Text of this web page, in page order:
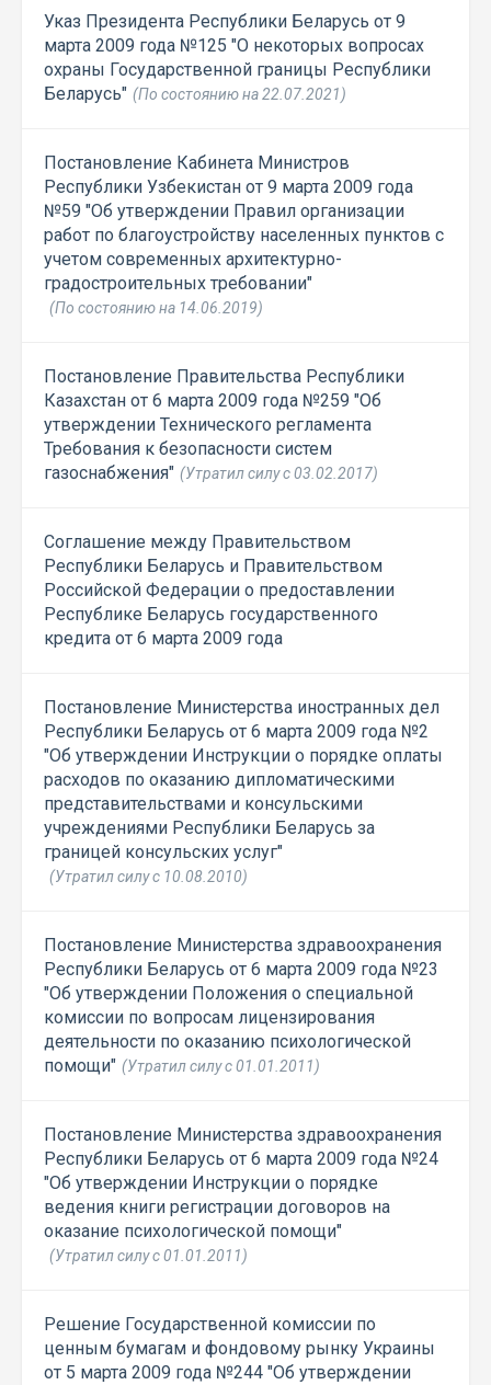
Указ Президента Республики Беларусь от 9
марта 2009 года №125 "О некоторых вопросах
охраны Государственной границы Республики
Беларусь" (По состоянию на 22.07.2021)
Постановление Кабинета Министров
Республики Узбекистан от 9 марта 2009 года
№59 "Об утверждении Правил организации
работ по благоустройству населенных пунктов с
учетом современных архитектурно-
градостроительных требовании"
(По состоянию на 14.06.2019)
Постановление Правительства Республики
Казахстан от 6 марта 2009 года №259 "Об
утверждении Технического регламента
Требования к безопасности систем
газоснабжения" (Утратил силу с 03.02.2017)
Соглашение между Правительством
Республики Беларусь и Правительством
Российской Федерации о предоставлении
Республике Беларусь государственного
кредита от 6 марта 2009 года
Постановление Министерства иностранных дел
Республики Беларусь от 6 марта 2009 года №2
"Об утверждении Инструкции о порядке оплаты
расходов по оказанию дипломатическими
представительствами и консульскими
учреждениями Республики Беларусь за
границей консульских услуг"
(Утратил силу с 10.08.2010)
Постановление Министерства здравоохранения
Республики Беларусь от 6 марта 2009 года №23
"Об утверждении Положения о специальной
комиссии по вопросам лицензирования
деятельности по оказанию психологической
помощи" (Утратил силу с 01.01.2011)
Постановление Министерства здравоохранения
Республики Беларусь от 6 марта 2009 года №24
"Об утверждении Инструкции о порядке
ведения книги регистрации договоров на
оказание психологической помощи"
(Утратил силу с 01.01.2011)
Решение Государственной комиссии по
ценным бумагам и фондовому рынку Украины
от 5 марта 2009 года №244 "Об утверждении